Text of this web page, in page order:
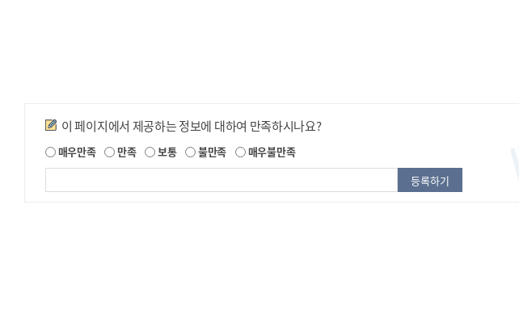
만족도조사
이 페이지에서 제공하는 정보에 대하여 만족하시나요?
매우만족 만족 보통 불만족 매우불만족
공